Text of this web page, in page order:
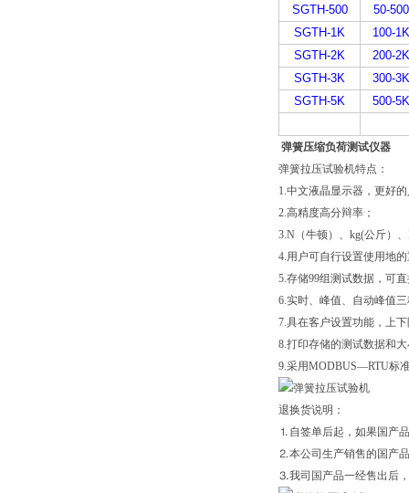
SGTH-500
50-500
SGTH-1K
100-1K
SGTH-2K
200-2K
SGTH-3K
300-3K
SGTH-5K
500-5K
弹簧压缩负荷测试仪器
弹簧拉压试验机特点：
1.中文液晶显示器，更好
2.高精度高分辩率；
3.N（牛顿）、kg(公斤）
4.用户可自行设置使用地
5.存储99组测试数据，可
6.实时、峰值、自动峰值
7.具在客户设置功能，上
8.打印存储的测试数据和
9.采用MODBUS—RTU标
退换货说明：
⒈自签单后起，如果国产
⒉本公司生产销售的国产
⒊我司国产品一经售出后